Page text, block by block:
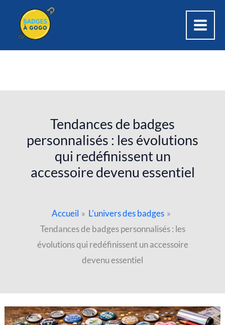
contenu
Tendances de badges
personnalisés : les évolutions
qui redéfinissent un
accessoire devenu essentiel
Accueil
L'univers des badges
Tendances de badges personnalisés : les
évolutions qui redéfinissent un accessoire
devenu essentiel